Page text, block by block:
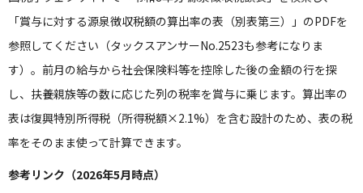
「賞与に対する源泉徴収税額の算出率の表（別表第三）」のPDFを
参照してください（タックスアンサーNo.2523も参考になりま
す）。前月の給与から社会保険料等を控除した後の金額の行を探
し、扶養親族等の数に応じた列の税率を賞与に乗じます。算出率の
表は復興特別所得税（所得税額×2.1%）を含む設計のため、表の税
率をそのまま使って計算できます。
参考リンク（2026年5月時点）